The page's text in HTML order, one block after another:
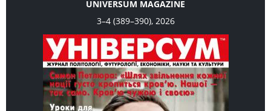
UNIVERSUM MAGAZINE
3–4 (389–390), 2026